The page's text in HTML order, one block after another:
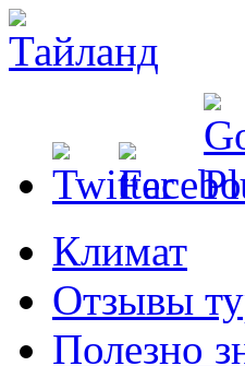
Климат
Отзывы
Полезно